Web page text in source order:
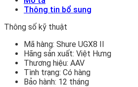
Thông tin bổ sung
Thông số kỹ thuật
Mã hàng: Shure UGX8 II
Hãng sản xuất: Việt Hưng
Thương hiệu: AAV
Tình trạng: Có hàng
Bảo hành: 12 tháng